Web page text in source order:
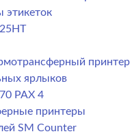
этикеток
принтер
ярлыков
PAX 4
принтеры
SM Counter